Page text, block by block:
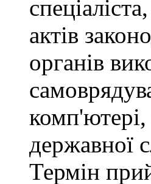
актів
органів
державної
Термін